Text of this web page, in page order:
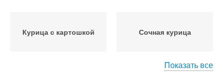
Курица с картошкой Сочная курица
Показать все